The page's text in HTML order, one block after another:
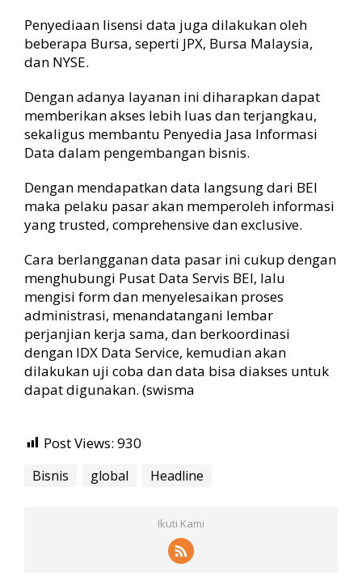
Penyediaan lisensi data juga dilakukan oleh
beberapa Bursa, seperti JPX, Bursa Malaysia,
dan NYSE.
Dengan adanya layanan ini diharapkan dapat
memberikan akses lebih luas dan terjangkau,
sekaligus membantu Penyedia Jasa Informasi
Data dalam pengembangan bisnis.
Dengan mendapatkan data langsung dari BEI
maka pelaku pasar akan memperoleh informasi
yang trusted, comprehensive dan exclusive.
Cara berlangganan data pasar ini cukup dengan
menghubungi Pusat Data Servis BEI, lalu
mengisi form dan menyelesaikan proses
administrasi, menandatangani lembar
perjanjian kerja sama, dan berkoordinasi
dengan IDX Data Service, kemudian akan
dilakukan uji coba dan data bisa diakses untuk
dapat digunakan. (swisma
Post Views: 930
Bisnis global Headline
Ikuti Kami